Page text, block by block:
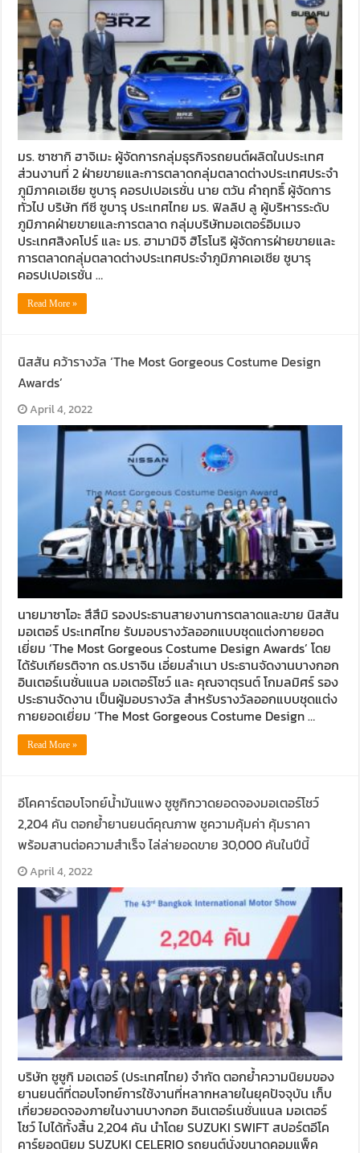
มร. ซาซากิ ฮาจิเมะ ผู้จัดการกลุ่มธุรกิจรถยนต์ผลิตในประเทศ
ส่วนงานที่ 2 ฝ่ายขายและการตลาดกลุ่มตลาดต่างประเทศประจำ
ภูมิภาคเอเชีย ซูบารุ คอรปเปอเรชั่น นาย ตวัน คำฤทธิ์ ผู้จัดการ
ทั่วไป บริษัท ทีซี ซูบารุ ประเทศไทย มร. ฟิลลิป ลู ผู้บริหารระดับ
ภูมิภาคฝ่ายขายและการตลาด กลุ่มบริษัทมอเตอร์อิมเมจ
ประเทศสิงคโปร์ และ มร. ฮามามิจิ ฮิโรโนริ ผู้จัดการฝ่ายขายและ
การตลาดกลุ่มตลาดต่างประเทศประจำภูมิภาคเอเชีย ซูบารุ
คอรปเปอเรชั่น …
Read More »
นิสสัน คว้ารางวัล ‘The Most Gorgeous Costume Design
Awards’
April 4, 2022
นายมาซาโอะ สึสึมิ รองประธานสายงานการตลาดและขาย นิสสัน
มอเตอร์ ประเทศไทย รับมอบรางวัลออกแบบชุดแต่งกายยอด
เยี่ยม ‘The Most Gorgeous Costume Design Awards’ โดย
ได้รับเกียรติจาก ดร.ปราจิน เอี่ยมลำเนา ประธานจัดงานบางกอก
อินเตอร์เนชั่นแนล มอเตอร์โชว์ และ คุณจาตุรนต์ โกมลมิศร์ รอง
ประธานจัดงาน เป็นผู้มอบรางวัล สำหรับรางวัลออกแบบชุดแต่ง
กายยอดเยี่ยม ‘The Most Gorgeous Costume Design …
Read More »
อีโคคาร์ตอบโจทย์น้ำมันแพง ซูซูกิกวาดยอดจองมอเตอร์โชว์
2,204 คัน ตอกย้ำยานยนต์คุณภาพ ชูความคุ้มค่า คุ้มราคา
พร้อมสานต่อความสำเร็จ ไล่ล่ายอดขาย 30,000 คันในปีนี้
April 4, 2022
บริษัท ซูซูกิ มอเตอร์ (ประเทศไทย) จำกัด ตอกย้ำความนิยมของ
ยานยนต์ที่ตอบโจทย์การใช้งานที่หลากหลายในยุคปัจจุบัน เก็บ
เกี่ยวยอดจองภายในงานบางกอก อินเตอร์เนชั่นแนล มอเตอร์
โชว์ ไปได้ทั้งสิ้น 2,204 คัน นำโดย SUZUKI SWIFT สปอร์ตอีโค
คาร์ยอดนิยม SUZUKI CELERIO รถยนต์นั่งขนาดคอมแพ็ค